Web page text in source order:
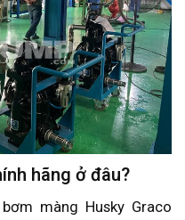
hãng ở đâu?
màng Husky Graco